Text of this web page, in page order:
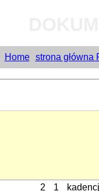
Home strona główna
2 1